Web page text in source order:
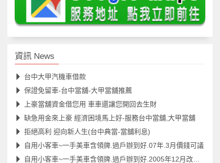
資訊 News
台中大甲汽機車借款
保證免留車-台中當舖-大甲當舖推薦
上豪當舖資金借您用 車車還讓您開回去生財
缺急用金來上豪 經濟困境馬上好-服務台中當舖,大甲當舖
拒絕高利 迎向新人生(台中典當-當舖利息)
自用小客車~一手美車含領牌.過戶辦到好.07年.3月價錢可議
自用小客車~一手美車含領牌.過戶辦到好.2005年12月改款過.價錢可議